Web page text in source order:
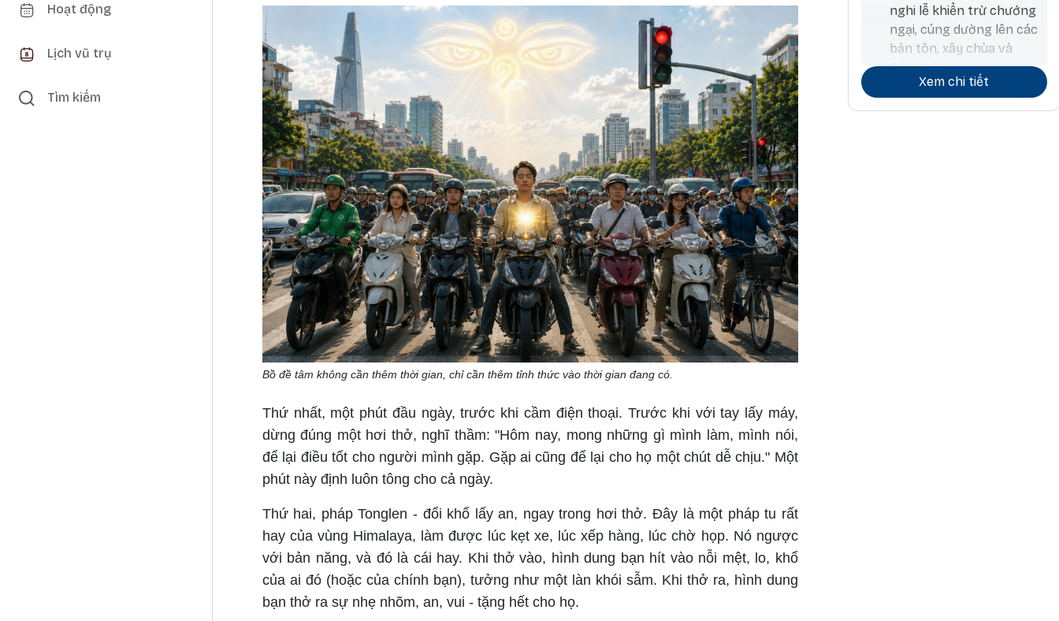
Hoạt động
Lịch vũ trụ
Tìm kiếm
Bồ đề tâm không cần thêm thời gian, chỉ cần thêm tỉnh thức vào thời gian đang có.
Thứ nhất, một phút đầu ngày, trước khi cầm điện thoại. Trước khi với tay lấy máy,
dừng đúng một hơi thở, nghĩ thầm: "Hôm nay, mong những gì mình làm, mình nói,
để lại điều tốt cho người mình gặp. Gặp ai cũng để lại cho họ một chút dễ chịu." Một
phút này định luôn tông cho cả ngày.
Thứ hai, pháp Tonglen - đổi khổ lấy an, ngay trong hơi thở. Đây là một pháp tu rất
hay của vùng Himalaya, làm được lúc kẹt xe, lúc xếp hàng, lúc chờ họp. Nó ngược
với bản năng, và đó là cái hay. Khi thở vào, hình dung bạn hít vào nỗi mệt, lo, khổ
của ai đó (hoặc của chính bạn), tưởng như một làn khói sẫm. Khi thở ra, hình dung
bạn thở ra sự nhẹ nhõm, an, vui - tặng hết cho họ.
nghi lễ khiển trừ chướng
ngại, cúng dường lên các
bản tôn, xây chùa và
Bảo tháp
Tiến hành hoạt động
thương mại và ký kết
Xem chi tiết